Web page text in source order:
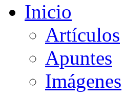
Inicio
Artículos
Apuntes
Imágenes